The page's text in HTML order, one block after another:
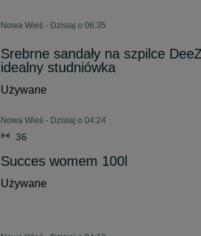
Nowa Wieś - Dzisiaj o 06:35
Srebrne sandały na szpilce
idealny studniówka
Używane
Nowa Wieś - Dzisiaj o 04:24
36
Succes womem 100l
Używane